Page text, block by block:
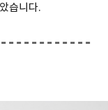
습니다.